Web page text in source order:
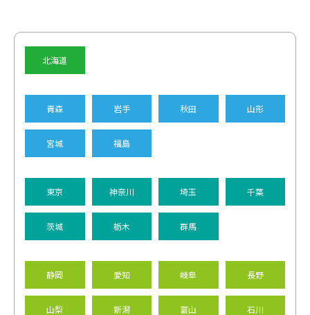
北海道
青森 岩手 秋田 山形
宮城 福島
東京 神奈川 埼玉 千葉
茨城 栃木 群馬
静岡 愛知 岐阜 長野
山梨 新潟 富山 石川